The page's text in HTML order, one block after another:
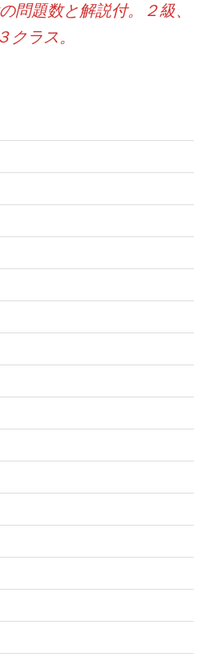
問題数と解説付。２級、
クラス。